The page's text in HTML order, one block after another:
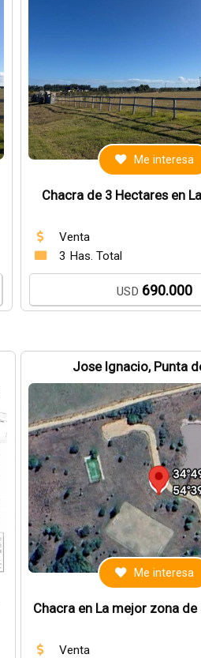
Me interesa
Chacra de 3 Hectares en
Venta
3 Has. Total
USD 690.000
Jose Ignacio, Punta
Me interesa
Chacra en La mejor zona
Venta